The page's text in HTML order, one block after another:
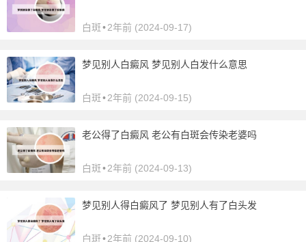
白斑•2年前 (2024-09-17)
梦见别人白癜风 梦见别人白发什么意思
白斑•2年前 (2024-09-15)
老公得了白癜风 老公有白斑会传染老婆吗
白斑•2年前 (2024-09-13)
梦见别人得白癜风了 梦见别人有了白头发
白斑•2年前 (2024-09-10)